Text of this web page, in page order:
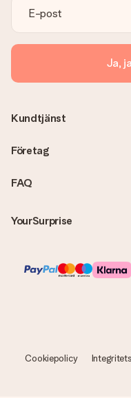
kontakta vår kundtjänst,
Skickas fakturan
Ingen faktura skickas
skickas alltid med e-
Ja,
FAQ
YourSurprise
Kundtjänst
Företag
Cookiepolicy